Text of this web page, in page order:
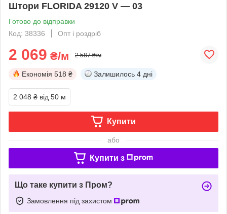
Штори FLORIDA 29120 V — 03
Готово до відправки
Код: 38336
Опт і роздріб
2 069 ₴/м 2 587 ₴/м
Економія 518 ₴ Залишилось 4 дні
2 048 ₴ від 50 м
Купити
або
Купити з
Що таке купити з Пром?
Замовлення під захистом